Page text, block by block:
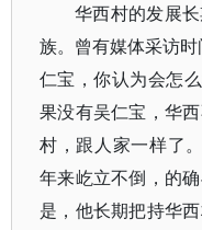
华西村的发展
族。曾有媒体采访
仁宝，你认为会怎
果没有吴仁宝，华
村，跟人家一样了
年来屹立不倒，的
是，他长期把持华